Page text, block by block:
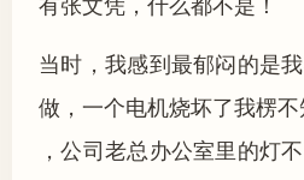
有张文凭，什么都不是！
当时，我感到最郁闷的是
做，一个电机烧坏了我楞
，公司老总办公室里的灯